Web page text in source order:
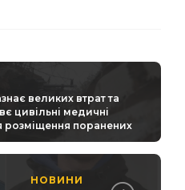
великих втрат та
цивільні медичні
розміщення поранених
НОВИНИ